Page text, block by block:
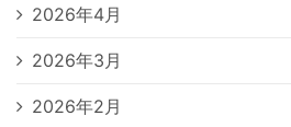
2026年4月
2026年3月
2026年2月